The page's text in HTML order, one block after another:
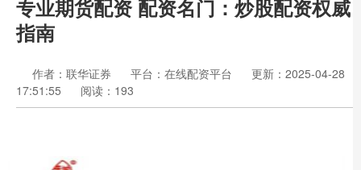
专业期货配资 配资名门：炒股配资权威
指南
作者：联华证券 平台：在线配资平台
更新：2025-04-28
17:51:55
阅读：193